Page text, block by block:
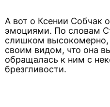
А вот о Ксении Собчак
эмоциями. По словам
слишком высокомерно,
своим видом, что она
обращалась к ним с
брезгливости.